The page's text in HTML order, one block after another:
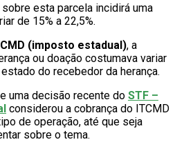
esta parcela incidirá uma
de 15% a 22,5%.
(imposto estadual), a
ou doação costumava variar
do recebedor da herança.
uma decisão recente do STF –
considerou a cobrança do ITCMD
de operação, até que seja
sobre o tema.